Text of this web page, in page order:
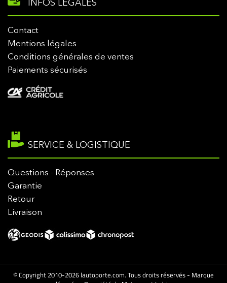
INFOS LÉGALES
Contact
Mentions légales
Conditions générales de ventes
Paiements sécurisés
SERVICE & LOGISTIQUE
Questions - Réponses
Garantie
Retour
Livraison
© Copyright 2010-2026 lautoporte.com. Tous droits réservés - Marque